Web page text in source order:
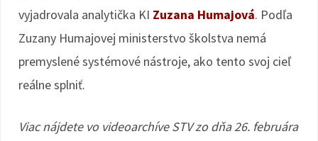
vyjadrovala analytička KI Zuzana Humajová. Podľa
Zuzany Humajovej ministerstvo školstva nemá
premyslené systémové nástroje, ako tento svoj cieľ
reálne splniť.
Viac nájdete vo videoarchíve STV zo dňa 26. februára